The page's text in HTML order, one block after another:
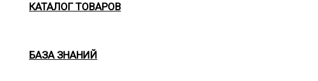
КАТАЛОГ ТОВАРОВ
БАЗА ЗНАНИЙ